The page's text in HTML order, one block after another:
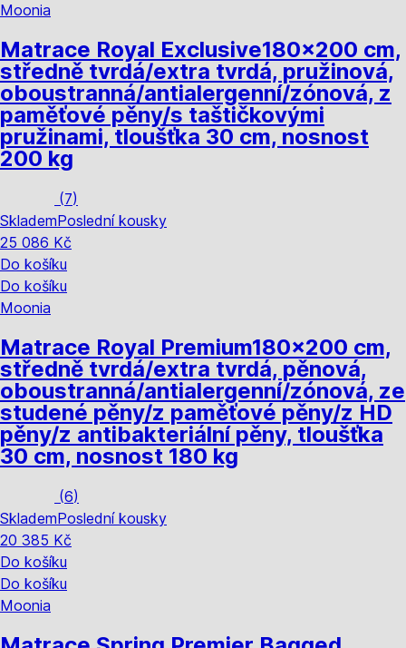
Moonia
Matrace Royal Exclusive180x200 cm,
středně tvrdá/extra tvrdá, pružinová,
oboustranná/antialergenní/zónová, z
paměťové pěny/s taštičkovými
pružinami, tloušťka 30 cm, nosnost
200 kg
(7)
SklademPoslední kousky
25 086 Kč
Do košíku
Do košíku
Moonia
Matrace Royal Premium180x200 cm,
středně tvrdá/extra tvrdá, pěnová,
oboustranná/antialergenní/zónová, ze
studené pěny/z paměťové pěny/z HD
pěny/z antibakteriální pěny, tloušťka
30 cm, nosnost 180 kg
(6)
SklademPoslední kousky
20 385 Kč
Do košíku
Do košíku
Moonia